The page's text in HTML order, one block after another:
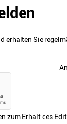
erhalten Sie
zum Erhalt des